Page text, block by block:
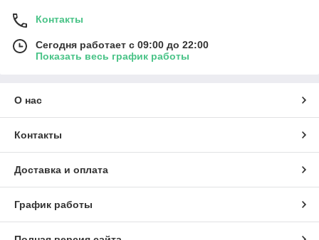
Контакты
Сегодня работает с 09:00 до 22:00
Показать весь график работы
О нас
Контакты
Доставка и оплата
График работы